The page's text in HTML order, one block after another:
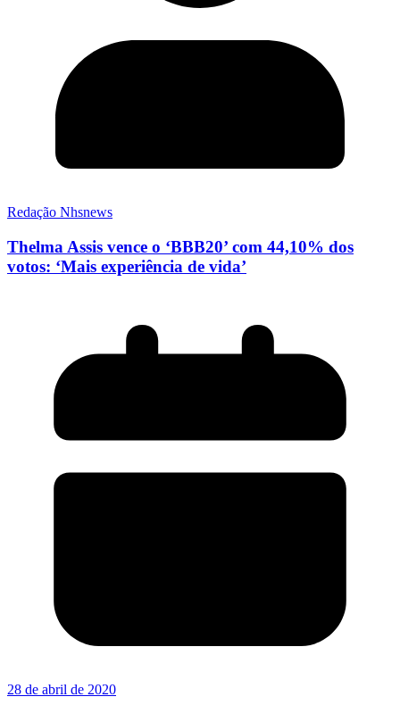
Redação Nhsnews
Thelma Assis vence o ‘BBB20’ com 44,10% dos
votos: ‘Mais experiência de vida’
28 de abril de 2020